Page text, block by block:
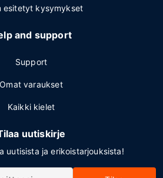
esitetyt kysymykset
and support
Support
Omat varaukset
Kaikki kielet
uutiskirje
uutisista ja erikoistarjouksista!